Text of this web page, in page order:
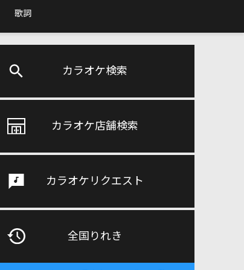
歌詞
カラオケ検索
カラオケ店舗検索
カラオケリクエスト
全国りれき